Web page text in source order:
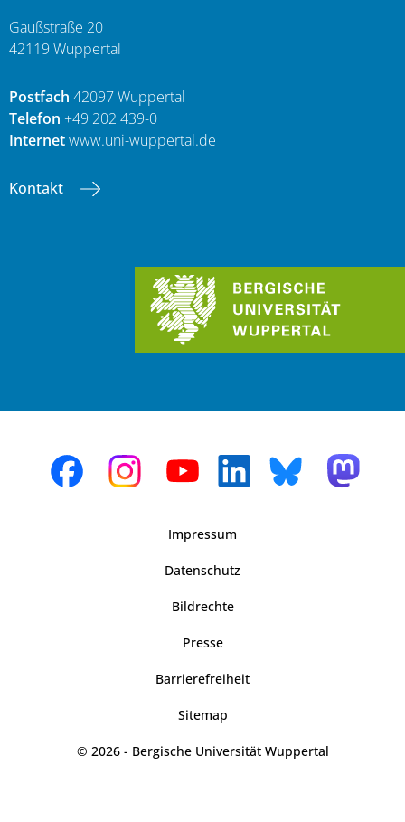
Gaußstraße 20
42119 Wuppertal
Postfach 42097 Wuppertal
Telefon +49 202 439-0
Internetwww.uni-wuppertal.de
Kontakt
Impressum
Datenschutz
Bildrechte
Presse
Barrierefreiheit
Sitemap
© 2026 - Bergische Universität Wuppertal